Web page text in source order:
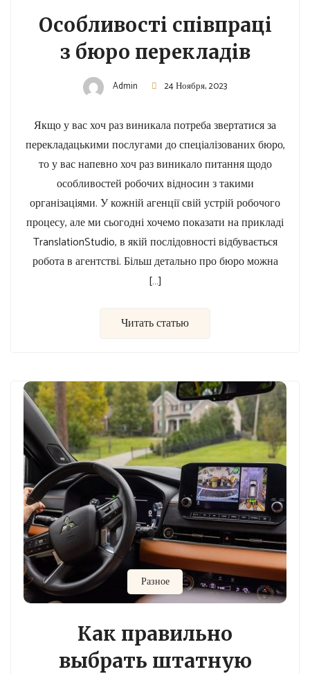
Особливості співпраці
з бюро перекладів
Admin 24 Ноября, 2023
Якщо у вас хоч раз виникала потреба звертатися за
перекладацькими послугами до спеціалізованих бюро,
то у вас напевно хоч раз виникало питання щодо
особливостей робочих відносин з такими
організаціями. У кожній агенції свій устрій робочого
процесу, але ми сьогодні хочемо показати на прикладі
TranslationStudio, в якій послідовності відбувається
робота в агентстві. Більш детально про бюро можна
[…]
Читать статью
Разное
Как правильно
выбрать штатную